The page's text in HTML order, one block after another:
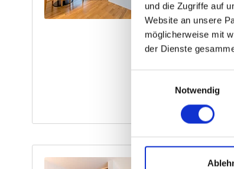
und die Zugriffe auf
Website an unsere
möglicherweise mit
der Dienste
Notwendig